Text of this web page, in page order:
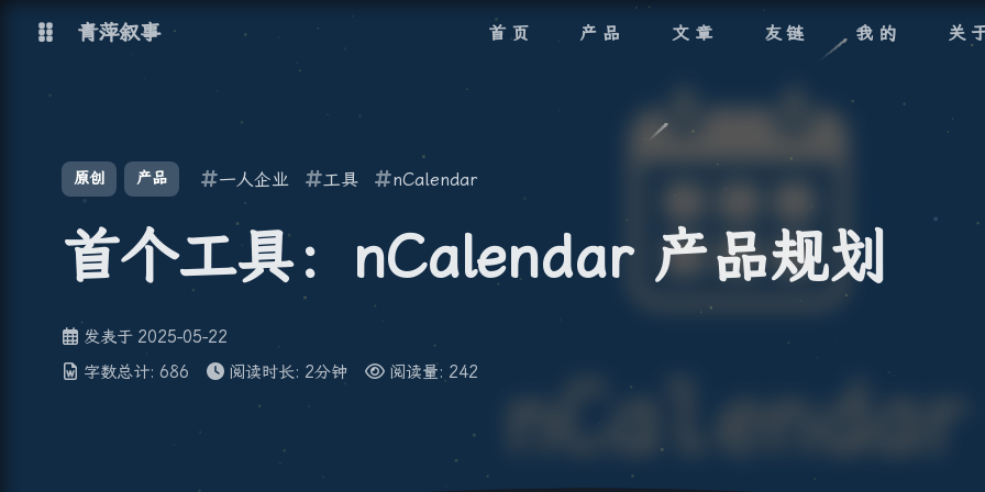
青萍 AI 图床 青萍 AI 视频
青萍 AI 电商 青萍 AI 语音
青萍编辑器 青萍封面
青萍叙事 首页 产品 文章 友链 我的 关
原创 产品 一人企业 工具 nCalendar
首个工具：nCalendar 产品规划
发表于 2025-05-22
字数总计: 686 阅读时长: 2分钟 阅读量: 242